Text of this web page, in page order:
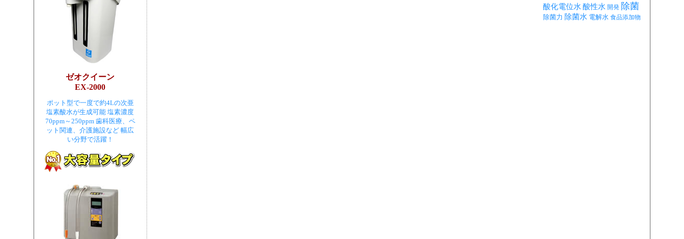
ゼオクイーン
EX-2000
ポット型で一度で約4Lの次亜
塩素酸水が生成可能 塩素濃度
70ppm～250ppm 歯科医療、ペ
ット関連、介護施設など 幅広
い分野で活躍！
酸化電位水 酸性水 開発 除菌
除菌力 除菌水 電解水 食品添加物